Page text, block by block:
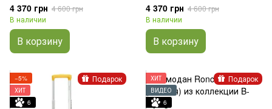
4 370 грн 4 600 грн
В наличии
В корзину
4 370 грн 4 600 грн
В наличии
В корзину
Подарок
−5%
ХИТ
6
Подарок
ХИТ
ВИДЕО
6